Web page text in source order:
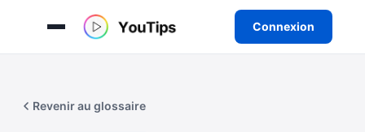
Connexion
contenuRevenir au glossaire